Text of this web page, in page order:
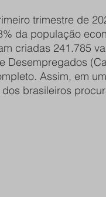
trimestre de
da população
criadas 241.785
Desempregados
Assim, em
brasileiros